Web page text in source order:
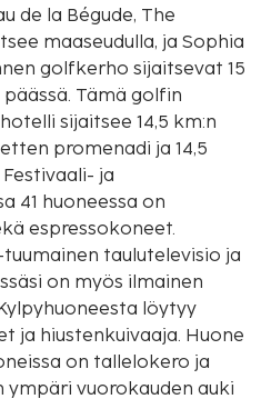
de la Bégude, The
maaseudulla, ja Sophia
golfkerho sijaitsevat 15
golfin
sijaitsee 14,5 km:n
promenadi ja 14,5
ja
41 huoneessa on
espressokoneet.
taulutelevisio ja
on myös ilmainen
löytyy
ja hiustenkuivaaja. Huone
on tallelokero ja